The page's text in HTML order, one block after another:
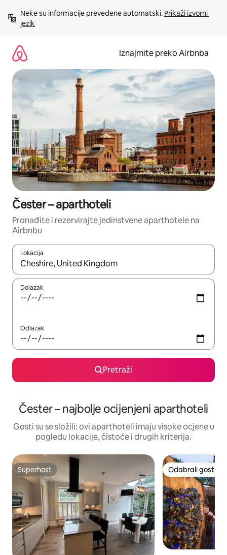
sadržaj
Neke su informacije prevedene automatski. Prikaži izvorni
jezik
Iznajmite preko Airbnba
Čester – aparthoteli
Pronađite i rezervirajte jedinstvene aparthotele na
Airbnbu
Lokacija
Kada budu dostupni rezultati, moći ćete ih pregledati
Dolazak
Odlazak
Pretraži
Čester – najbolje ocijenjeni aparthoteli
Gosti su se složili: ovi aparthoteli imaju visoke ocjene u
pogledu lokacije, čistoće i drugih kriterija.
Superhost
Superhost Odabrali gosti
Odabrali gosti